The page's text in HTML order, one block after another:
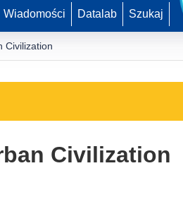
Wiadomości Datalab Szukaj
Civilization
Civilization